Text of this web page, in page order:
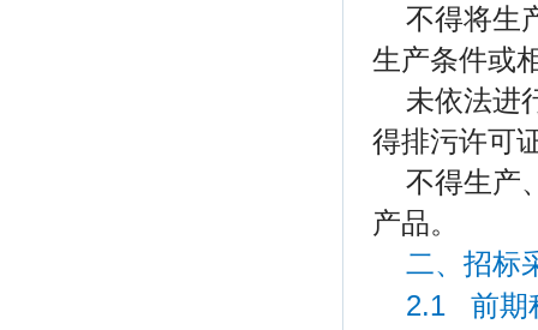
不得将生
生产条件或
未依法进
得排污许可
不得生产
产品。
二、招标
2.1 前期